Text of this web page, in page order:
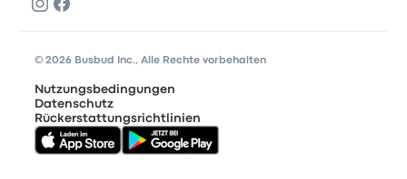
© 2026 Busbud Inc., Alle Rechte vorbehalten
Nutzungsbedingungen
Datenschutz
Rückerstattungsrichtlinien